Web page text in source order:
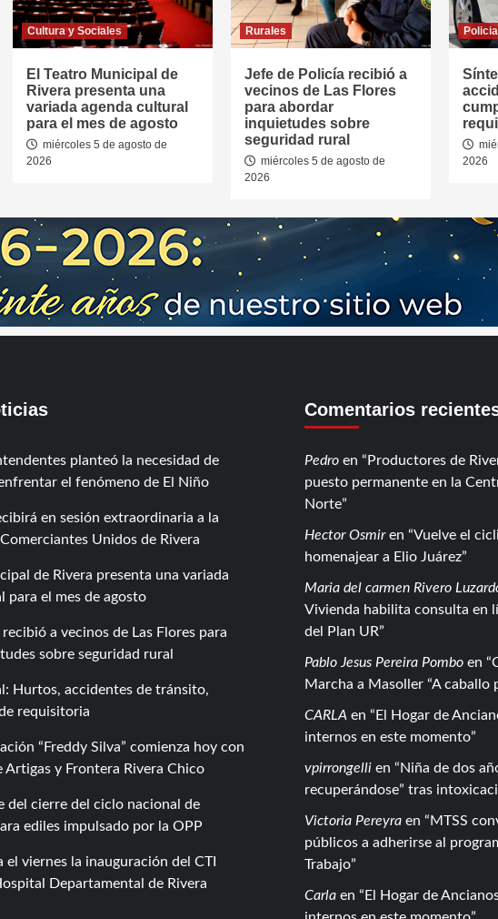
Cultura y Sociales
El Teatro Municipal de
Rivera presenta una
variada agenda cultural
para el mes de agosto
miércoles 5 de agosto de
2026
Rurales
Jefe de Policía recibió a
vecinos de Las Flores
para abordar
inquietudes sobre
seguridad rural
miércoles 5 de agosto de
2026
2026
planteó la necesidad de
el fenómeno de El Niño
en sesión extraordinaria a la
Unidos de Rivera
de Rivera presenta una variada
para el mes de agosto
a vecinos de Las Flores para
sobre seguridad rural
Hurtos, accidentes de tránsito,
requisitoria
“Freddy Silva” comienza hoy con
Artigas y Frontera Rivera Chico
del cierre del ciclo nacional de
ediles impulsado por la OPP
el viernes la inauguración del CTI
Departamental de Rivera
Comentarios
Pedroen
Productores de
puesto permanente en la
Norte
Hector Osmiren
Vuelve el
homenajear a Elio Juárez
Maria del carmen Rivero
Vivienda habilita consulta en
del Plan UR
Pablo Jesus Pereira Pomboen
Marcha a Masoller “A caballo
CARLA en
El Hogar de
internos en este momento
vpirrongellien
Niña de dos
recuperándose” tras
Victoria Pereyraen
MTSS
públicos a adherirse al
Trabajo
Carlaen
El Hogar de